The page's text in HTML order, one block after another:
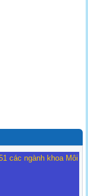
các ngành khoa Môi